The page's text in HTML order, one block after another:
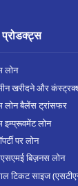
लोन
खरीदने और
लोन बैलेंस ट्रांसफर
इम्प्रूवमेंट लोन
पर लोन
बिज़नस लोन
टिकट साइज